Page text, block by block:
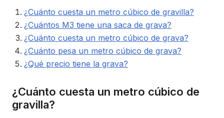
¿Cuánto cuesta un metro cúbico de gravilla?
¿Cuántos M3 tiene una saca de grava?
¿Cuánto cuesta un metro cúbico de grava?
¿Cuánto pesa un metro cúbico de grava?
¿Qué precio tiene la grava?
¿Cuánto cuesta un metro cúbico de
gravilla?